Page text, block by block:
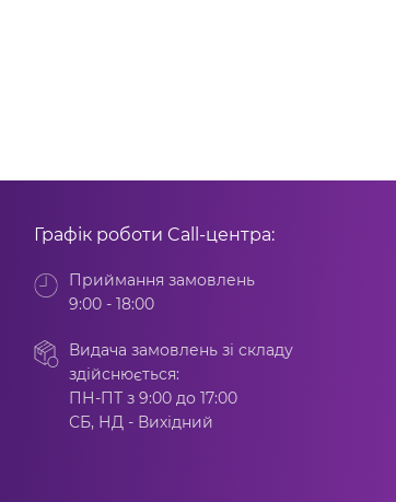
Графік роботи Call-центра:
Приймання замовлень
9:00 - 18:00
Видача замовлень зі складу
здійснюється:
ПН-ПТ з 9:00 до 17:00
СБ, НД - Вихідний